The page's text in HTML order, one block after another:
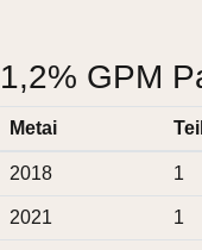
1,2% GPM
Metai
2018 1
2021 1